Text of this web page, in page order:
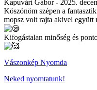
Kapuvári Gábor - 2025.
Köszönöm szépen a
mopsz volt rajta akivel együtt
Kifogástalan minőség és
Vászonkép Nyomda
Neked nyomtatunk!